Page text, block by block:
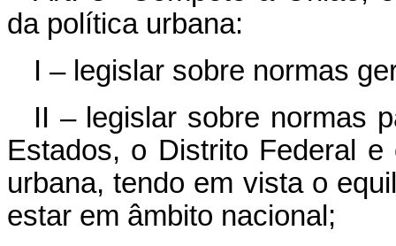
da política urbana:
I – legislar sobre normas
II – legislar sobre normas
Estados, o Distrito Federal
urbana, tendo em vista o
estar em âmbito nacional;